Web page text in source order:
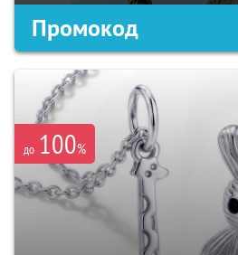
Промокод
до 100%